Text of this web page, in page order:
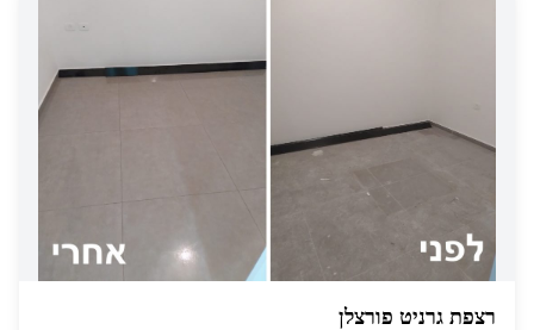
רצפת גרניט פורצלן